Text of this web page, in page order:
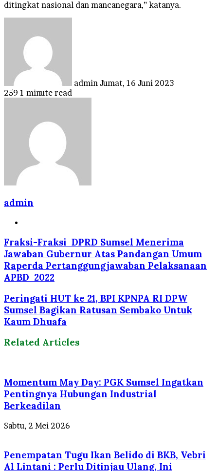
ditingkat nasional dan mancanegara,” katanya.
admin Jumat, 16 Juni 2023
259 1 minute read
admin
Fraksi-Fraksi DPRD Sumsel Menerima
Jawaban Gubernur Atas Pandangan Umum
Raperda Pertanggungjawaban Pelaksanaan
APBD 2022
Peringati HUT ke 21, BPI KPNPA RI DPW
Sumsel Bagikan Ratusan Sembako Untuk
Kaum Dhuafa
Related Articles
Momentum May Day: PGK Sumsel Ingatkan
Pentingnya Hubungan Industrial
Berkeadilan
Sabtu, 2 Mei 2026
Penempatan Tugu Ikan Belido di BKB, Vebri
Al Lintani : Perlu Ditinjau Ulang, Ini